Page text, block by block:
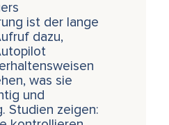
ist der lange
dazu,
was sie
und
Studien zeigen: